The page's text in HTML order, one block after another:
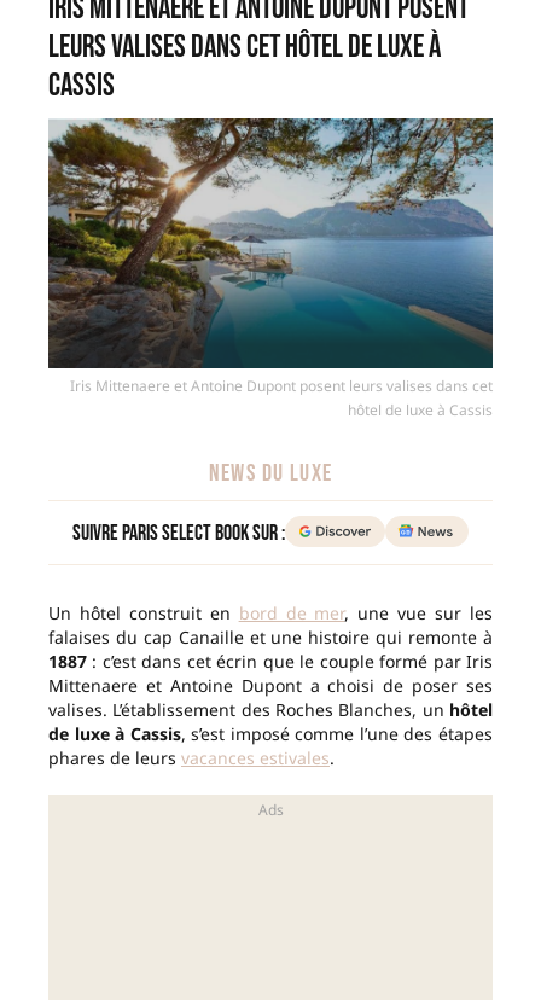
Iris Mittenaere et Antoine Dupont posent
leurs valises dans cet hôtel de luxe à
Cassis
Iris Mittenaere et Antoine Dupont posent leurs valises dans cet
hôtel de luxe à Cassis
NEWS DU LUXE
Suivre Paris Select Book sur :
Un hôtel construit en bord de mer, une vue sur les
falaises du cap Canaille et une histoire qui remonte à
1887 : c’est dans cet écrin que le couple formé par Iris
Mittenaere et Antoine Dupont a choisi de poser ses
valises. L’établissement des Roches Blanches, un hôtel
de luxe à Cassis, s’est imposé comme l’une des étapes
phares de leurs vacances estivales.